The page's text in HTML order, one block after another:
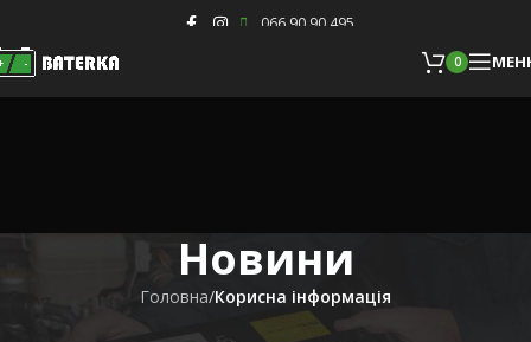
Skip to main content066 90 90 495
0
Новини
Головна/Корисна інформація
КОРИСНА ІНФОРМАЦІЯ
13
БЕР